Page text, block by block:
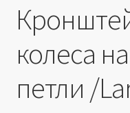
колеса
петли /